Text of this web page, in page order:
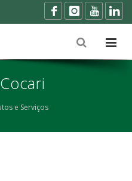
e Serviços